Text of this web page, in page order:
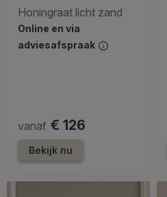
Honingraat licht zand
Online en via
adviesafspraak
vanaf € 126
Bekijk nu